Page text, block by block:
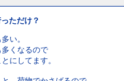
ただけ？
い。
くなるので
にしてます。